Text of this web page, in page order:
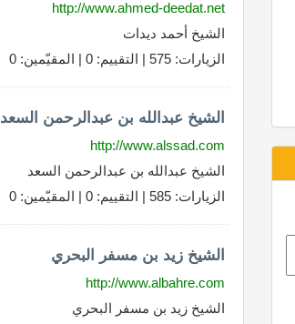
http://www.ahmed-deedat.net
الشيخ أحمد ديدات
الزيارات: 575 | التقييم: 0 | المقيّمين: 0
الشيخ عبدالله بن عبدالرحمن السعد
http://www.alssad.com
الشيخ عبدالله بن عبدالرحمن السعد
الزيارات: 585 | التقييم: 0 | المقيّمين: 0
الشيخ زيد بن مسفر البحري
http://www.albahre.com
الشيخ زيد بن مسفر البحري